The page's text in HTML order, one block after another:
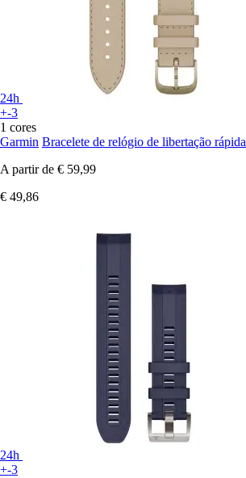
24h
+-3
1 cores
Garmin Bracelete de relógio de libertação rápida
A partir de € 59,99
€ 49,86
24h
+-3